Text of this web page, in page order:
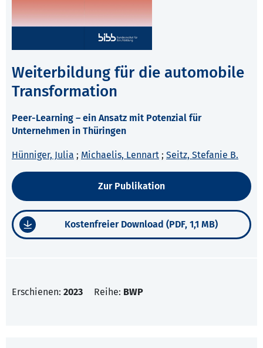
Weiterbildung für die automobile
Transformation
Peer-Learning – ein Ansatz mit Potenzial für
Unternehmen in Thüringen
Hünniger, Julia ; Michaelis, Lennart ; Seitz, Stefanie B.
Zur Publikation
Kostenfreier Download (PDF, 1,1 MB)
Erschienen: 2023 Reihe: BWP